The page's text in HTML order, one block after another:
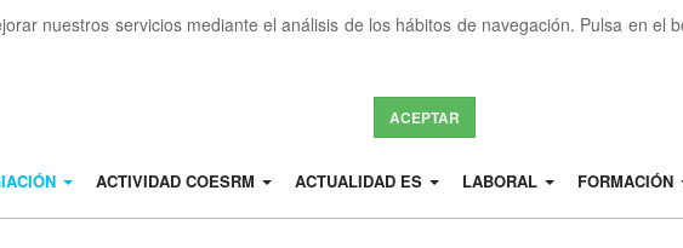
nuestros servicios mediante el análisis de los hábitos de navegación. Pulsa en
ACEPTAR
ACTIVIDAD COESRM ACTUALIDAD ES LABORAL FORMACIÓN